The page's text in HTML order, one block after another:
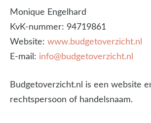
Monique Engelhard
KvK-nummer: 94719861
Website: www.budgetoverzicht.nl
E-mail: info@budgetoverzicht.nl
Budgetoverzicht.nl is een website
rechtspersoon of handelsnaam.